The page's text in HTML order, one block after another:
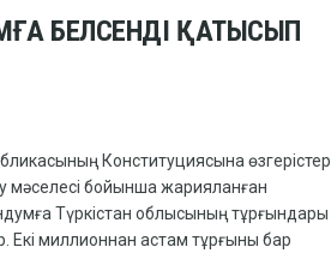
БЕЛСЕНДІ ҚАТЫСЫП
Конституциясына өзгерістер
мәселесі бойынша жарияланған
Түркістан облысының тұрғындары
Екі миллионнан астам тұрғыны бар